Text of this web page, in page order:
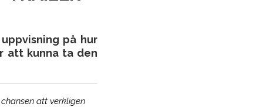
på hur
att kunna ta den
att verkligen